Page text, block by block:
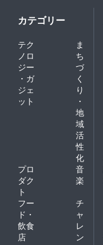
カテゴリー
テク
ノロ
ジー
・ガ
ジェ
ット
ま
ち
づ
く
り
・
地
域
活
性
化
プロ
ダク
ト
音
楽
フー
ド・
飲食
店
チ
ャ
レ
ン